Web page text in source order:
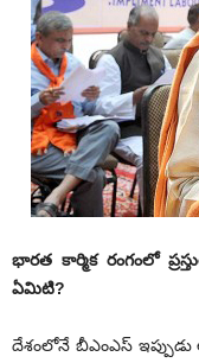
భారత కార్మిక రంగంలో
ఏమిటి?
దేశంలోనే బీఎంఎస్‌ ఇప్పుడు